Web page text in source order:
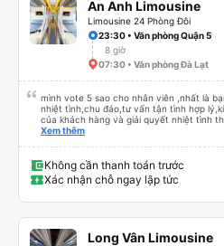
bạn khi đi
An Anh Limousine
Limousine 24 Phòng Đôi
23:30 • Văn phòng Quận 5
8 giờ
07:30 • Văn phòng Đà Lạt
mình vote 5 sao cho nhân viên ,nhất là
nhiệt tình,chu đáo,tư vấn tận tình hợp
của khách hàng và giải quyết nhiệt tình
chuyên nghiệp của bạn Sim. Mình ấn
chuyện nhẹ nhàng và rất ok,Về thái độ
ăn đứt các hãng xe dịch vụ hiện nay.
nhỉnh hơn các hãng khác về thái độ bác
ko vệ sinh được, mình nằm cứ cảm giác
mình cứ phải mang cái mền mỏng để lót
,thượng lộ bình an Hẹn gặp lại chuyến 5
Xem thêm
Không cần thanh toán trước
Xác nhận chỗ ngay lập tức
Long Vân Limousine